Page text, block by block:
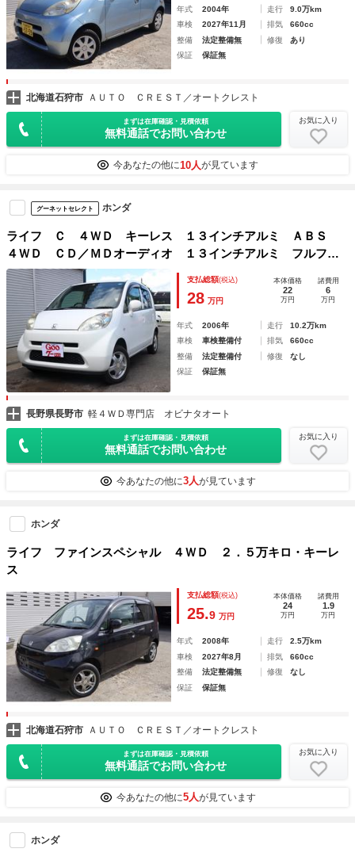
年式 2004年 走行
9.0万km
車検
2027年11月 排気
660cc
整備
法定整備無 修復
あり
保証
保証無
北海道石狩市 ＡＵＴＯ ＣＲＥＳＴ／オートクレスト
まずは在庫確認・見積依頼
無料通話でお問い合わせ
お気に入り
今あなたの他に10人が見ています
グーネットセレクト ホンダ
ライフ Ｃ ４ＷＤ キーレス １３インチアルミ ＡＢＳ
４ＷＤ ＣＤ／ＭＤオーディオ １３インチアルミ フルフラ
ット マニュアルエアコン ＡＢＳ 衝突安全ボディ パワー
ウィンドウ パワーステアリング キーレスキー 運転席・助
手席エアバック
支払総額(税込)
28 万円
本体価格
22
万円
諸費用
6
万円
年式 2006年 走行
10.2万km
車検
車検整備付 排気
660cc
整備
法定整備付 修復
なし
保証
保証無
長野県長野市 軽４ＷＤ専門店 オビナタオート
まずは在庫確認・見積依頼
無料通話でお問い合わせ
お気に入り
今あなたの他に3人が見ています
ホンダ
ライフ ファインスペシャル ４ＷＤ ２．５万キロ・キーレ
ス
支払総額(税込)
25.9 万円
本体価格
24
万円
諸費用
1.9
万円
年式 2008年 走行
2.5万km
車検
2027年8月 排気
660cc
整備
法定整備無 修復
なし
保証
保証無
北海道石狩市 ＡＵＴＯ ＣＲＥＳＴ／オートクレスト
まずは在庫確認・見積依頼
無料通話でお問い合わせ
お気に入り
今あなたの他に5人が見ています
ホンダ